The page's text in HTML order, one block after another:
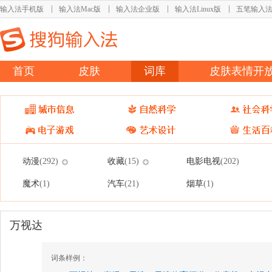
输入法手机版 输入法Mac版 输入法企业版 输入法Linux版 五笔输入法
首页 皮肤 词库 皮肤表情开
动漫(292) 收藏(15) 电影电视(202)
魔术(1) 汽车(21) 烟草(1)
万视达
词条样例：